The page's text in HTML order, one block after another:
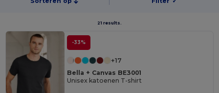
21 results.
-33%
+17
Bella + Canvas BE3001
Unisex katoenen T-shirt